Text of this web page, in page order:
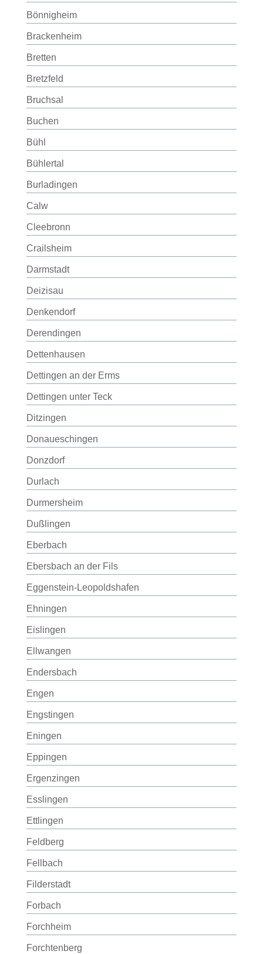
Bönnigheim
Brackenheim
Bretten
Bretzfeld
Bruchsal
Buchen
Bühl
Bühlertal
Burladingen
Calw
Cleebronn
Crailsheim
Darmstadt
Deizisau
Denkendorf
Derendingen
Dettenhausen
Dettingen an der Erms
Dettingen unter Teck
Ditzingen
Donaueschingen
Donzdorf
Durlach
Durmersheim
Dußlingen
Eberbach
Ebersbach an der Fils
Eggenstein-Leopoldshafen
Ehningen
Eislingen
Ellwangen
Endersbach
Engen
Engstingen
Eningen
Eppingen
Ergenzingen
Esslingen
Ettlingen
Feldberg
Fellbach
Filderstadt
Forbach
Forchheim
Forchtenberg